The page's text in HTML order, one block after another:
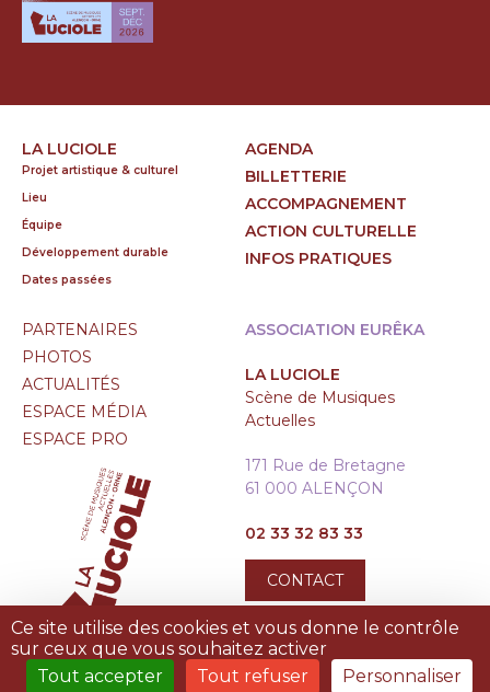
LA LUCIOLE
Projet artistique & culturel
Lieu
Équipe
Développement durable
Dates passées
AGENDA
BILLETTERIE
ACCOMPAGNEMENT
ACTION CULTURELLE
INFOS PRATIQUES
PARTENAIRES
PHOTOS
ACTUALITÉS
ESPACE MÉDIA
ESPACE PRO
ASSOCIATION EURÊKA
LA LUCIOLE
Scène de Musiques
Actuelles
171 Rue de Bretagne
61 000 ALENÇON
02 33 32 83 33
CONTACT
Ce site utilise des cookies et vous donne le contrôle
sur ceux que vous souhaitez activer
Tout accepter
Tout refuser Personnaliser